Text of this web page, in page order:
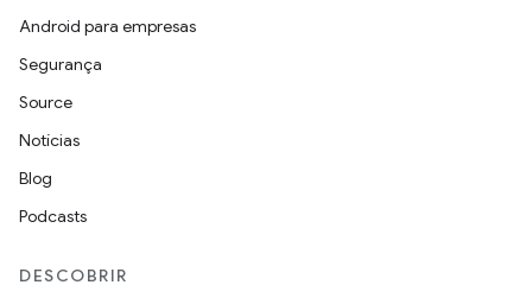
Android para empresas
Segurança
Source
Notícias
Blog
Podcasts
DESCOBRIR